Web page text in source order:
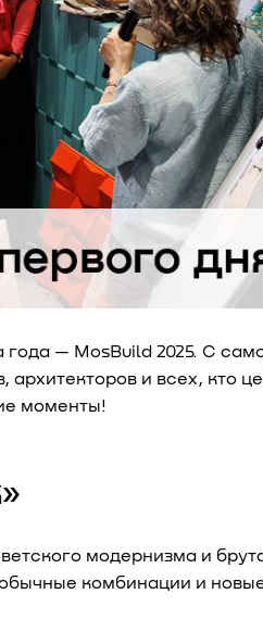
года — MosBuild 2025. С
и всех, кто
моменты!
модернизма и
комбинации и